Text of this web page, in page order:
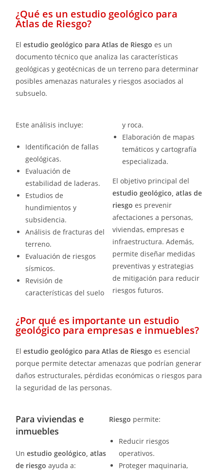
¿Qué es un estudio geológico para
Atlas de Riesgo?
Elestudio geológico para Atlas de Riesgo es un
documento técnico que analiza las características
geológicas y geotécnicas de un terreno para determinar
posibles amenazas naturales y riesgos asociados al
subsuelo.
Este análisis incluye:
Identificación de fallas
geológicas.
Evaluación de
estabilidad de laderas.
Estudios de
hundimientos y
subsidencia.
Análisis de fracturas del
terreno.
Evaluación de riesgos
sísmicos.
Revisión de
características del suelo
y roca.
Elaboración de mapas
temáticos y cartografía
especializada.
El objetivo principal del
estudio geológico, atlas de
riesgo es prevenir
afectaciones a personas,
viviendas, empresas e
infraestructura. Además,
permite diseñar medidas
preventivas y estrategias
de mitigación para reducir
riesgos futuros.
¿Por qué es importante un estudio
geológico para empresas e inmuebles?
Elestudio geológico para Atlas de Riesgo es esencial
porque permite detectar amenazas que podrían generar
daños estructurales, pérdidas económicas o riesgos para
la seguridad de las personas.
Para viviendas e
inmuebles
Unestudio geológico, atlas
de riesgo ayuda a:
Riesgo permite:
Reducir riesgos
operativos.
Proteger maquinaria,